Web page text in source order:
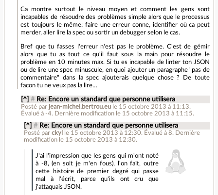
Ca montre surtout le niveau moyen et comment les gens sont
incapables de résoudre des problèmes simple alors que le processus
est toujours le même: faire une erreur conne, identifier où ca peut
merder, aller lire la spec ou sortir un debugger selon le cas.
Bref que tu fasses l'erreur n'est pas le problème. C'est de gémir
alors que tu as tout ce qu'il faut sous la main pour résoudre le
problème en 10 minutes max. Si tu es incapable de linter ton JSON
ou de lire une spec minuscule, en quoi ajouter un paragraphe "pas de
commentaire" dans la spec ajouterais quelque chose ? De toute
facon tu ne veux pas la lire…
[^] # Re: Encore un standard que personne utilisera
Posté par jean-michel.bertrou.eu le 15 octobre 2013 à 11:13.
Évalué à -4. Dernière modification le 15 octobre 2013 à 11:15.
[^] # Re: Encore un standard que personne utilisera
Posté par ckyl le 15 octobre 2013 à 12:30. Évalué à 8. Dernière
modification le 15 octobre 2013 à 12:30.
J'ai l'impression que les gens qui m'ont noté
à -8, (en soit je m'en fous), l'on fait, outre
cette histoire de premier degré qui passe
mal à l'écrit, parce qu'ils ont cru que
j'attaquais JSON.